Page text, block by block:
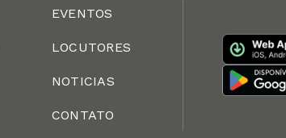
EVENTOS
LOCUTORES
NOTICIAS
CONTATO